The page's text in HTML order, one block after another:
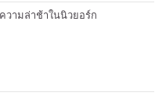
วามล่าช้าในนิวยอร์ก